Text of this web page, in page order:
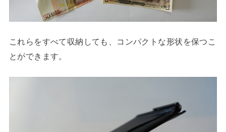
これらをすべて収納しても、コンパクトな形状を保つこ
とができます。